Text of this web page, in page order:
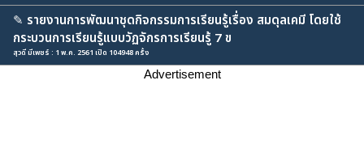
✎ รายงานการพัฒนาชุดกิจกรรมการเรียนรู้เรื่อง สมดุลเคมี โดยใช้
กระบวนการเรียนรู้แบบวัฏจักรการเรียนรู้ 7 ข
สุวดี มีเพชร์ : 1 พ.ค. 2561 เปิด 104948 ครั้ง
Advertisement